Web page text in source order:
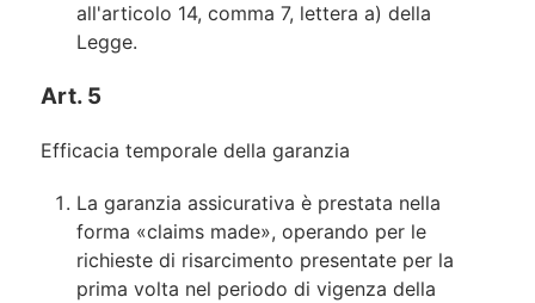
all'articolo 14, comma 7, lettera a) della
Legge.
Art. 5
Efficacia temporale della garanzia
La garanzia assicurativa è prestata nella
forma «claims made», operando per le
richieste di risarcimento presentate per la
prima volta nel periodo di vigenza della